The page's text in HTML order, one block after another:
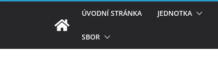
ÚVODNÍ STRÁNKA JEDNOTKA
SBOR